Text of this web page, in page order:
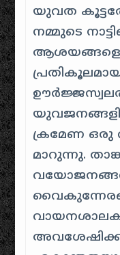
യുവത
നമ്മുടെ
ക്രമേണ ഒരു
മാറുന്നു.